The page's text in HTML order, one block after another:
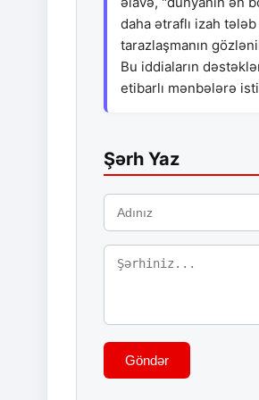
daha ətraflı izah tələb
tarazlaşmanın
Bu iddiaların
etibarlı mənbələrə
Şərh Yaz
Göndər